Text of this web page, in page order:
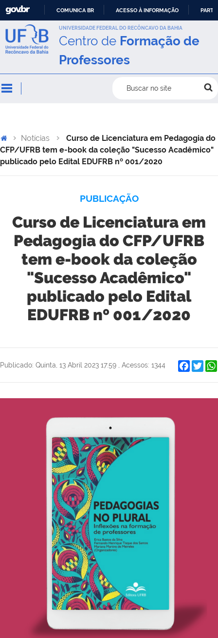
IR
PARA
CONTEÚDO
COMUNICA BR ACESSO À INFORMAÇÃO
UNIVERSIDADE FEDERAL DO RECÔNCAVO DA BAHIA
Centro de Formação de
Professores
Buscar no site
Notícias
Curso de Licenciatura em Pedagogia do
CFP/UFRB tem e-book da coleção "Sucesso Acadêmico"
publicado pelo Edital EDUFRB nº 001/2020
PUBLICAÇÃO
Curso de Licenciatura em
Pedagogia do CFP/UFRB
tem e-book da coleção
"Sucesso Acadêmico"
publicado pelo Edital
EDUFRB nº 001/2020
Publicado: Quinta, 13 Abril 2023 17:59 Acessos: 1344